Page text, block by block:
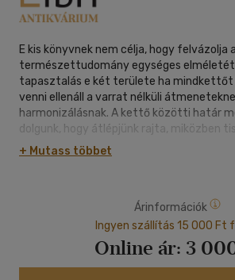
E kis könyvnek nem célja, hogy felvázolja
természettudomány egységes
tapasztalás e két területe ha mindkettőt
venni ellenáll a varrat nélküli
harmonizálásnak. A kettő közötti határ
dolgunk, hogy átlépjünk rajta, miközben
az egyes területek szabályait. Kalandos
idegen territóriumra vajon nem nyaktörő
laikus belátásaikat? Sok ilyen kérdés és
vetődött föl bennem, de végül
amolyan határsáncokként elzárják a
területünkről, és a rálátást
feladatunkra. A természettudomány az
+ Mutass többet
Árinformációk
Ingyen szállítás 15 000 Ft
Online ár: 3